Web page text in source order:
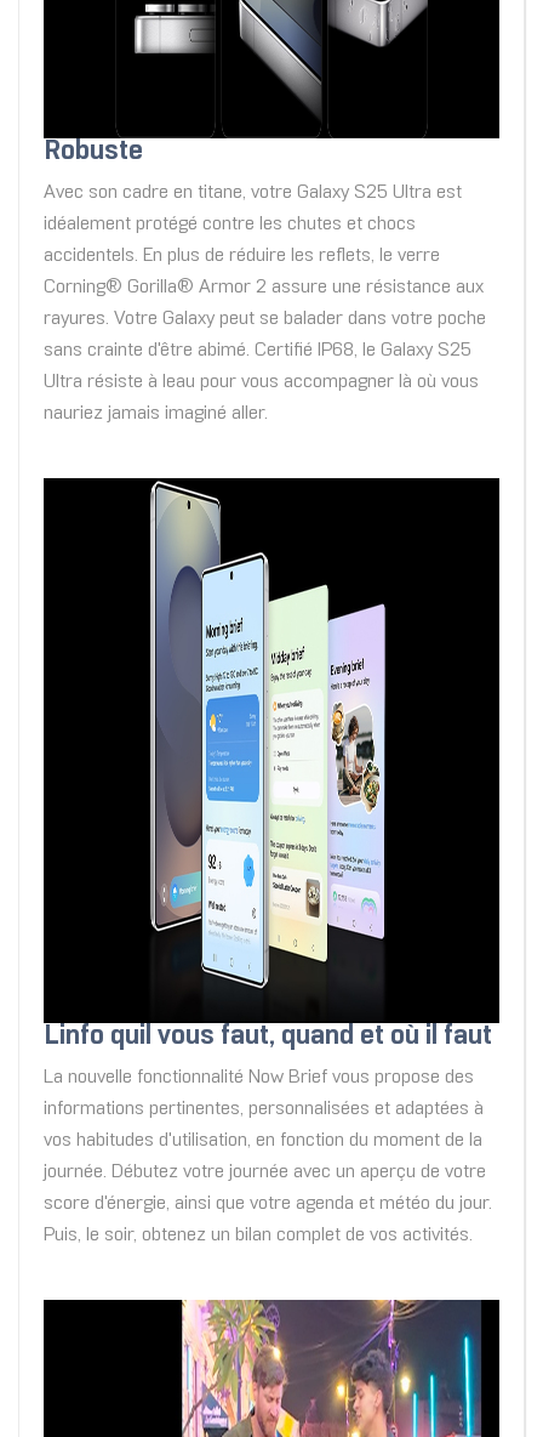
Robuste
Avec son cadre en titane, votre Galaxy S25 Ultra est
idéalement protégé contre les chutes et chocs
accidentels. En plus de réduire les reflets, le verre
Corning® Gorilla® Armor 2 assure une résistance aux
rayures. Votre Galaxy peut se balader dans votre poche
sans crainte d'être abimé. Certifié IP68, le Galaxy S25
Ultra résiste à leau pour vous accompagner là où vous
nauriez jamais imaginé aller.
Linfo quil vous faut, quand et où il faut
La nouvelle fonctionnalité Now Brief vous propose des
informations pertinentes, personnalisées et adaptées à
vos habitudes d'utilisation, en fonction du moment de la
journée. Débutez votre journée avec un aperçu de votre
score d'énergie, ainsi que votre agenda et météo du jour.
Puis, le soir, obtenez un bilan complet de vos activités.